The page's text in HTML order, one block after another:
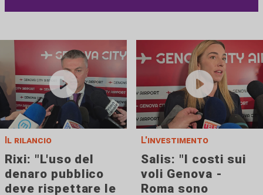
Il rilancio
Rixi: "L'uso del
denaro pubblico
deve rispettare le
L'investimento
Salis: "I costi sui
voli Genova -
Roma sono